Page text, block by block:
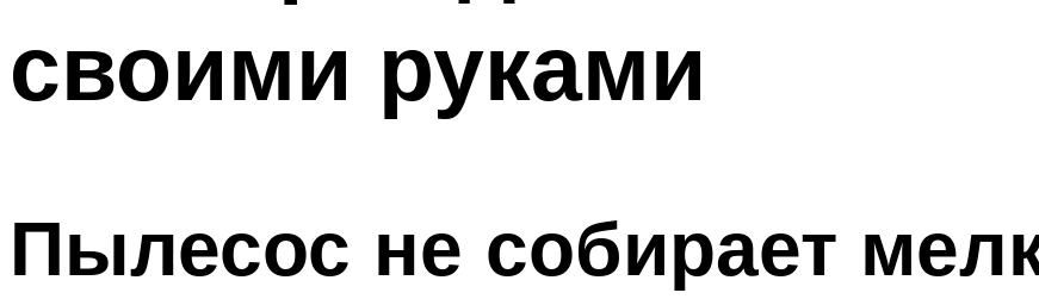
своими руками
Пылесос не собирает